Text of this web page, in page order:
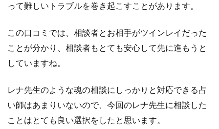
って難しいトラブルを巻き起こすことがあります。
この口コミでは、相談者とお相手がツインレイだった
ことが分かり、相談者もとても安心して先に進もうと
していますね。
レナ先生のような魂の相談にしっかりと対応できる占
い師はあまりいないので、今回のレナ先生に相談した
ことはとても良い選択をしたと思います。